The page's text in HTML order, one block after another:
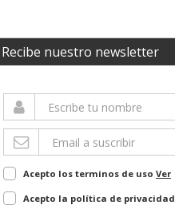
Recibe nuestro newsletter
Acepto los terminos de uso Ver
Acepto la política de privacidad